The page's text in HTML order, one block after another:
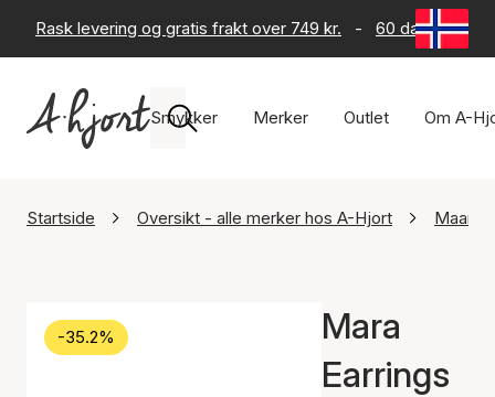
Rask levering og gratis frakt over 749 kr. - 60 dagers
Smykker Merker Outlet Om A-
Startside Oversikt - alle merker hos A-Hjort
-35.2%
Mara
Earrings